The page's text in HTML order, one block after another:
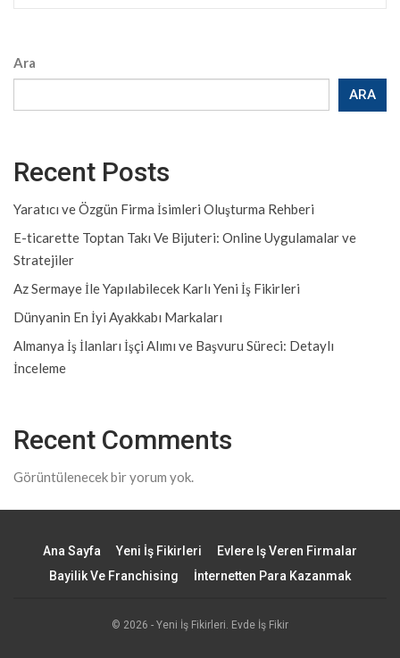
Ara
ARA
Recent Posts
Yaratıcı ve Özgün Firma İsimleri Oluşturma Rehberi
E-ticarette Toptan Takı Ve Bijuteri: Online Uygulamalar ve
Stratejiler
Az Sermaye İle Yapılabilecek Karlı Yeni İş Fikirleri
Dünyanin En İyi Ayakkabı Markaları
Almanya İş İlanları İşçi Alımı ve Başvuru Süreci: Detaylı
İnceleme
Recent Comments
Görüntülenecek bir yorum yok.
Ana Sayfa Yeni İş Fikirleri
Evlere Iş Veren Firmalar
Bayilik Ve Franchising
İnternetten Para Kazanmak
© 2026 - Yeni İş Fikirleri. Evde İş Fikir